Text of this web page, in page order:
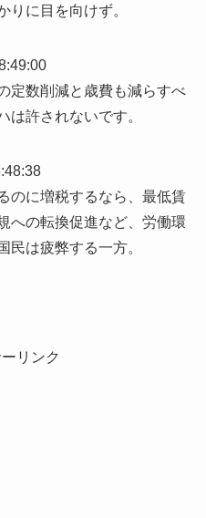
りに目を向けず。
定数削減と歳費も減らすべ
は許されないです。
のに増税するなら、最低賃
への転換促進など、労働環
民は疲弊する一方。
リンク